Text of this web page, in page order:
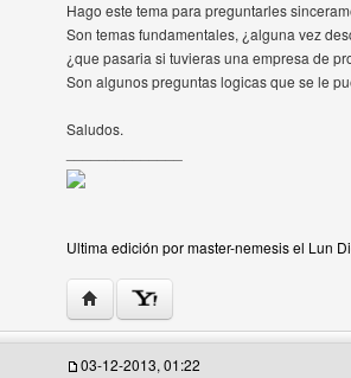
Hago este tema para preguntarles
Son temas fundamentales, ¿alguna vez
¿que pasaria si tuvieras una empresa de
Son algunos preguntas logicas que se le
Saludos.
Ultima edición por master-nemesis el Lun
Visitar sitio web del autor: master-
03-12-2013, 01:22